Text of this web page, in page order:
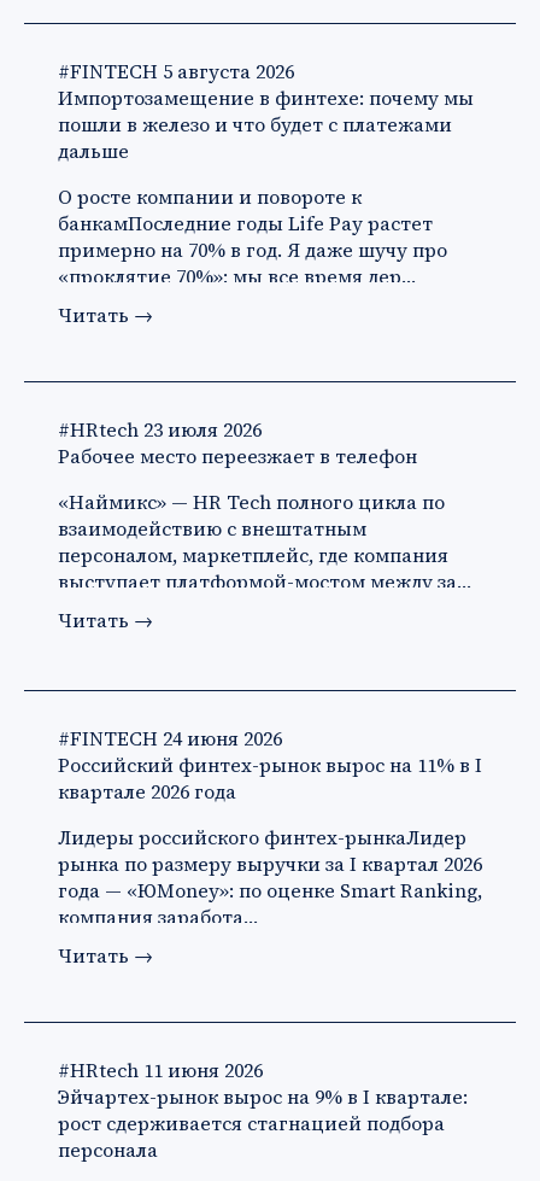
#FINTECH 5 августа 2026
Импортозамещение в финтехе: почему мы
пошли в железо и что будет с платежами
дальше
О росте компании и повороте к
банкамПоследние годы Life Pay растет
примерно на 70% в год. Я даже шучу про
«проклятие 70%»: мы все время дер…
Читать →
#HRtech 23 июля 2026
Рабочее место переезжает в телефон
«Наймикс» — HR Tech полного цикла по
взаимодействию с внештатным
персоналом, маркетплейс, где компания
выступает платформой-мостом между за…
Читать →
#FINTECH 24 июня 2026
Российский финтех-рынок вырос на 11% в I
квартале 2026 года
Лидеры российского финтех-рынкаЛидер
рынка по размеру выручки за I квартал 2026
года — «ЮMoney»: по оценке Smart Ranking,
компания заработа…
Читать →
#HRtech 11 июня 2026
Эйчартех-рынок вырос на 9% в I квартале:
рост сдерживается стагнацией подбора
персонала